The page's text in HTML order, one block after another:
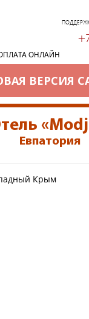
ВЕРСИЯ
ОНЛАЙН
Евпатория